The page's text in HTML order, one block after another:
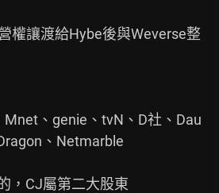
權讓渡給Hybe後與Weverse整
Mnet、genie、tvN、D社、Dau
、Netmarble
，CJ屬第二大股東